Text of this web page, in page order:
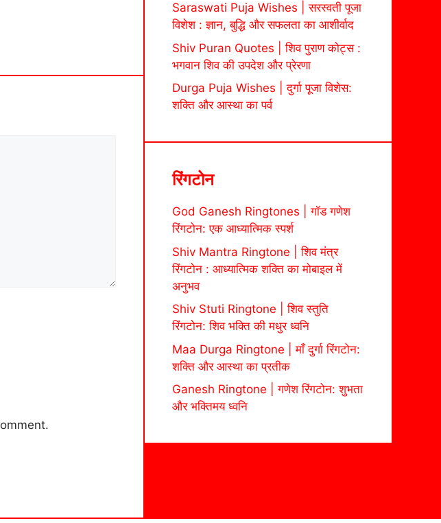
Saraswati Puja Wishes | सरस्वती पूजा
विशेश : ज्ञान, बुद्धि और सफलता का आशीर्वाद
Shiv Puran Quotes | शिव पुराण कोट्स :
भगवान शिव की उपदेश और प्रेरणा
Durga Puja Wishes | दुर्गा पूजा विशेस:
शक्ति और आस्था का पर्व
रिंगटोन
God Ganesh Ringtones | गॉड गणेश
रिंगटोन: एक आध्यात्मिक स्पर्श
Shiv Mantra Ringtone | शिव मंत्र
रिंगटोन : आध्यात्मिक शक्ति का मोबाइल में
अनुभव
Shiv Stuti Ringtone | शिव स्तुति
रिंगटोन: शिव भक्ति की मधुर ध्वनि
Maa Durga Ringtone | माँ दुर्गा रिंगटोन:
शक्ति और आस्था का प्रतीक
Ganesh Ringtone | गणेश रिंगटोन: शुभता
और भक्तिमय ध्वनि